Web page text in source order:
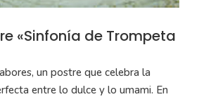
«Sinfonía de Trompeta
un postre que celebra la
entre lo dulce y lo umami. En